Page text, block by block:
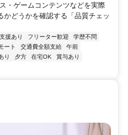
・ゲームコンテンツなどを実際
かどうかを確認する「品質チェッ
援あり フリーター歓迎
学歴不問
ート 交通費全額支給
午前
り 夕方 在宅OK
賞与あり